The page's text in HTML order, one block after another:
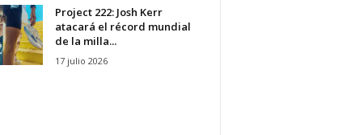
Project 222: Josh Kerr
atacará el récord mundial
de la milla...
17 julio 2026